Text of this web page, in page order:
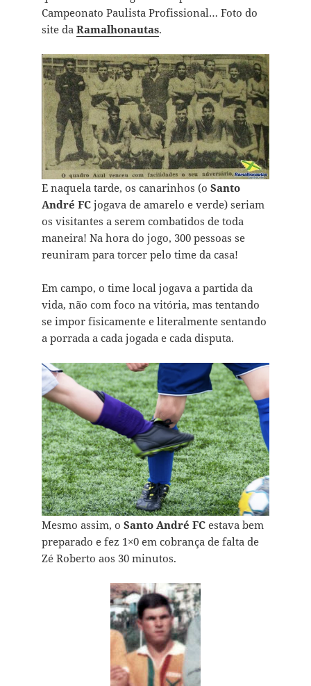
Campeonato Paulista Profissional… Foto do
site da Ramalhonautas.
E naquela tarde, os canarinhos (o Santo
André FCjogava de amarelo e verde) seriam
os visitantes a serem combatidos de toda
maneira! Na hora do jogo, 300 pessoas se
reuniram para torcer pelo time da casa!
Em campo, o time local jogava a partida da
vida, não com foco na vitória, mas tentando
se impor fisicamente e literalmente sentando
a porrada a cada jogada e cada disputa.
Mesmo assim, o Santo André FCestava bem
preparado e fez 1×0 em cobrança de falta de
Zé Roberto aos 30 minutos.